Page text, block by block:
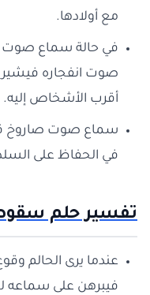
مع أولادها.
في حالة سماع صوت
صوت انفجاره فيشير
أقرب الأشخاص إليه.
سماع صوت صاروخ
في الحفاظ على
تفسير حلم
عندما يرى الحالم
فيبرهن على سماعه